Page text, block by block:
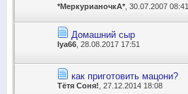
*МеркурианочкА* , 30.07.2007 08:41
Домашний сыр
Iya66 , 28.08.2017 17:51
как приготовить мацони?
Тётя Соня! , 27.12.2014 18:08